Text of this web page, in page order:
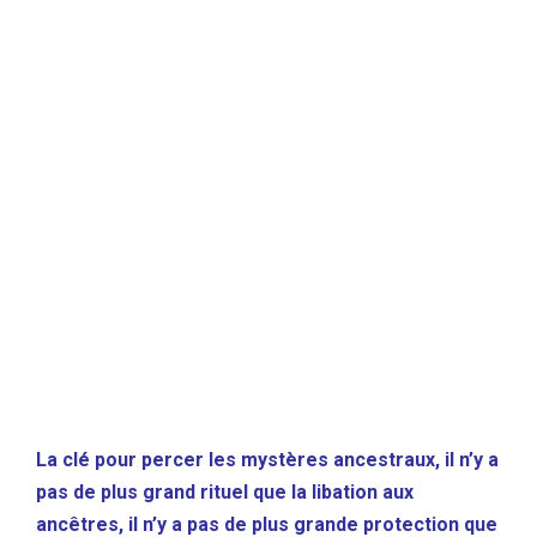
La clé pour percer les mystères ancestraux, il n’y a
pas de plus grand rituel que la libation aux
ancêtres, il n’y a pas de plus grande protection que